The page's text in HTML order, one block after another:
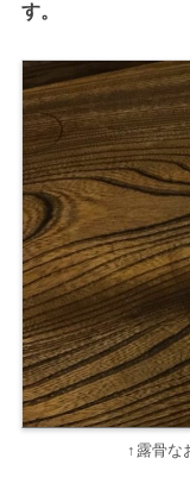
す。
↑露骨な